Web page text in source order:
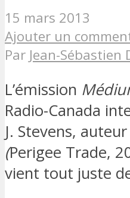
15 mars 2013
Ajouter un
Par Jean-Sébastien
L’émission
Radio-Canada
J. Stevens,
(Perigee Trade,
vient tout juste